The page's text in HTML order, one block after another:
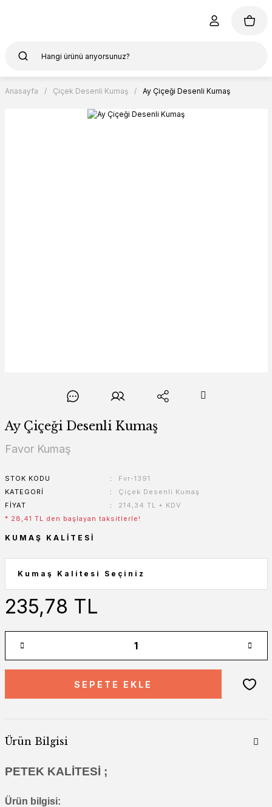
Anasayfa Çiçek Desenli Kumaş Ay Çiçeği Desenli Kumaş
Ay Çiçeği Desenli Kumaş
Favor Kumaş
STOK KODU
Fvr-1391
KATEGORI
Çiçek Desenli Kumaş
FIYAT
214,34 TL + KDV
* 28,41 TL den başlayan taksitlerle!
KUMAŞ KALITESI
235,78 TL
SEPETE EKLE
Ürün Bilgisi
PETEK KALİTESİ ;
Ürün bilgisi: